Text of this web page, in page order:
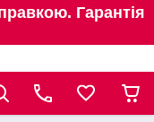
Гарантія